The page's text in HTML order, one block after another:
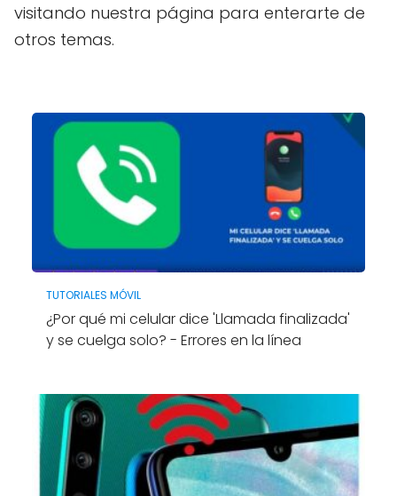
visitando nuestra página para enterarte de
otros temas.
TUTORIALES MÓVIL
¿Por qué mi celular dice 'Llamada finalizada'
y se cuelga solo? - Errores en la línea